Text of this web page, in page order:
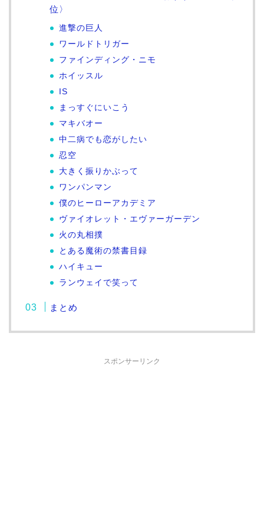
位〉
進撃の巨人
ワールドトリガー
ファインディング・ニモ
ホイッスル
IS
まっすぐにいこう
マキバオー
中二病でも恋がしたい
忍空
大きく振りかぶって
ワンパンマン
僕のヒーローアカデミア
ヴァイオレット・エヴァーガーデン
火の丸相撲
とある魔術の禁書目録
ハイキュー
ランウェイで笑って
まとめ
スポンサーリンク